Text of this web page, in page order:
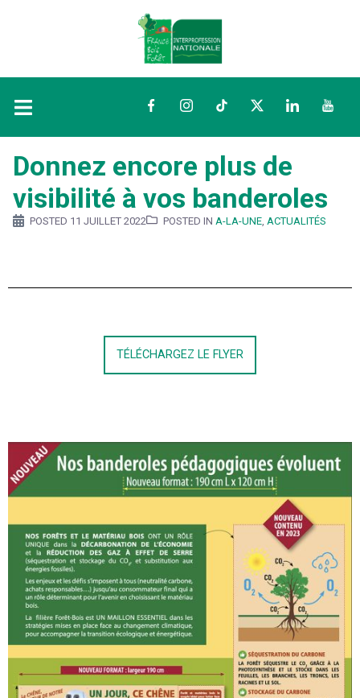
FacebookInstagramTikTokTwitterLinkedIn
Donnez encore plus de
visibilité à vos banderoles
POSTED 11 JUILLET 2022 POSTED IN A-LA-UNE, ACTUALITÉS
TÉLÉCHARGEZ LE FLYER